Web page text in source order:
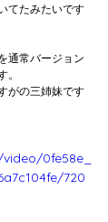
てたみたいです
通常バージョン
がの三姉妹です
0fe58e_
720